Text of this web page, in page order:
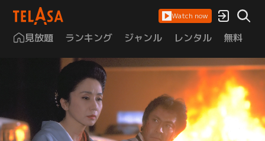
Watch now
見放題 ランキング ジャンル レンタル 無料